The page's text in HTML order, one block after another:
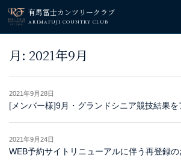
有馬冨士カンツリークラブ
ARIMAFUJI COUNTRY CLUB
月: 2021年9月
2021年9月28日
[メンバー様]9月・グランドシニア競技結果を
2021年9月24日
WEB予約サイトリニューアルに伴う再登録